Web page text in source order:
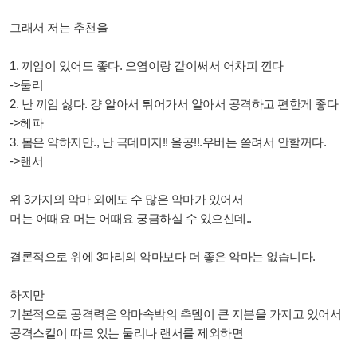
그래서 저는 추천을
1. 끼임이 있어도 좋다. 오염이랑 같이써서 어차피 낀다
->둘리
2. 난 끼임 싫다. 걍 알아서 튀어가서 알아서 공격하고 편한게 좋다
->헤파
3. 몸은 약하지만., 난 극데미지!! 올공!!.우버는 쫄려서 안할꺼다.
->랜서
위 3가지의 악마 외에도 수 많은 악마가 있어서
머는 어때요 머는 어때요 궁금하실 수 있으신데..
결론적으로 위에 3마리의 악마보다 더 좋은 악마는 없습니다.
하지만
기본적으로 공격력은 악마속박의 추뎀이 큰 지분을 가지고 있어서
공격스킬이 따로 있는 둘리나 랜서를 제외하면